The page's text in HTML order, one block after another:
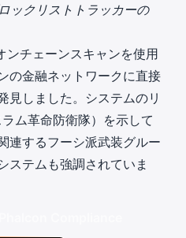
ックリストトラッカーの
チェーンスキャンを使用
の金融ネットワークに直接
見しました。システムのリ
ム革命防衛隊）を示して
連するフーシ派武装グルー
ステムも強調されていま